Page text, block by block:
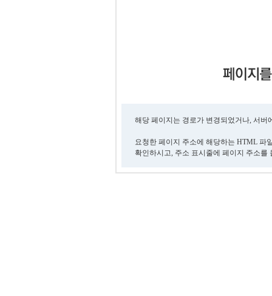
해당 페이지는 경로가 변경되었거나, 서
요청한 페이지 주소에 해당하는 HTML 파
확인하시고, 주소 표시줄에 페이지 주소